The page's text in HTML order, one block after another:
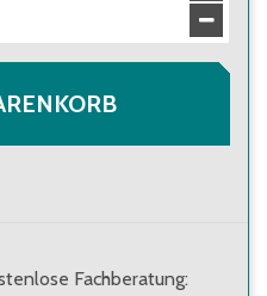
Fachberatung: